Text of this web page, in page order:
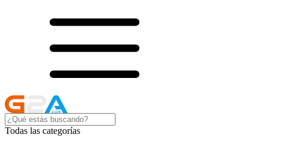
Todas las categorías